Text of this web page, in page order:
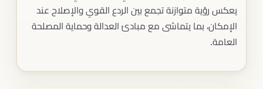
يعكس رؤية متوازنة تجمع بين الردع القوي والإصلاح عند
الإمكان، بما يتماشى مع مبادئ العدالة وحماية المصلحة
العامة.